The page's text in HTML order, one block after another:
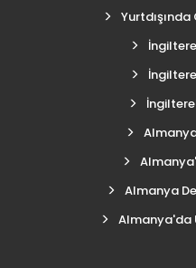
Yurtdışında
Almanya
Almanya'da